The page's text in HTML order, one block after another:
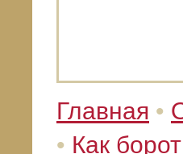
Главная •
• Как